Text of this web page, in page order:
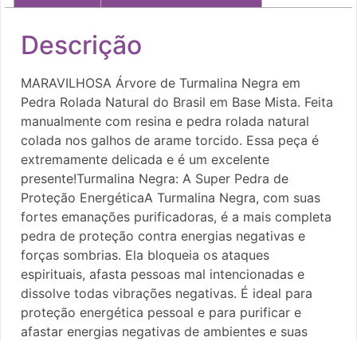
Descrição
MARAVILHOSA Árvore de Turmalina Negra em
Pedra Rolada Natural do Brasil em Base Mista. Feita
manualmente com resina e pedra rolada natural
colada nos galhos de arame torcido. Essa peça é
extremamente delicada e é um excelente
presente!Turmalina Negra: A Super Pedra de
Proteção EnergéticaA Turmalina Negra, com suas
fortes emanações purificadoras, é a mais completa
pedra de proteção contra energias negativas e
forças sombrias. Ela bloqueia os ataques
espirituais, afasta pessoas mal intencionadas e
dissolve todas vibrações negativas. É ideal para
proteção energética pessoal e para purificar e
afastar energias negativas de ambientes e suas